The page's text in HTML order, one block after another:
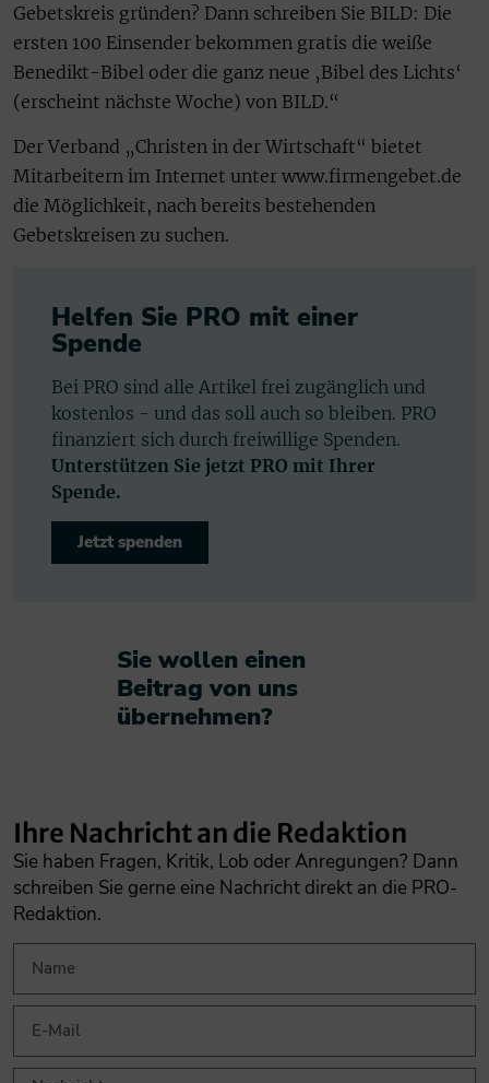
Gebetskreis gründen? Dann schreiben Sie BILD: Die
ersten 100 Einsender bekommen gratis die weiße
Benedikt-Bibel oder die ganz neue ‚Bibel des Lichts‘
(erscheint nächste Woche) von BILD.“
Der Verband „Christen in der Wirtschaft“ bietet
Mitarbeitern im Internet unter www.firmengebet.de
die Möglichkeit, nach bereits bestehenden
Gebetskreisen zu suchen.
Helfen Sie PRO mit einer
Spende
Bei PRO sind alle Artikel frei zugänglich und
kostenlos - und das soll auch so bleiben. PRO
finanziert sich durch freiwillige Spenden.
Unterstützen Sie jetzt PRO mit Ihrer
Spende.
Jetzt spenden
Sie wollen einen
Beitrag von uns
übernehmen?​
Ihre Nachricht an die Redaktion
Sie haben Fragen, Kritik, Lob oder Anregungen? Dann
schreiben Sie gerne eine Nachricht direkt an die PRO-
Redaktion.